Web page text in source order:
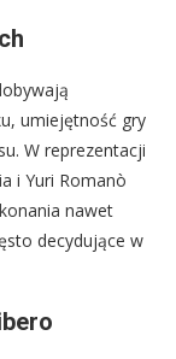
umiejętność gry
W reprezentacji
i Yuri Romanò
nawet
decydujące w